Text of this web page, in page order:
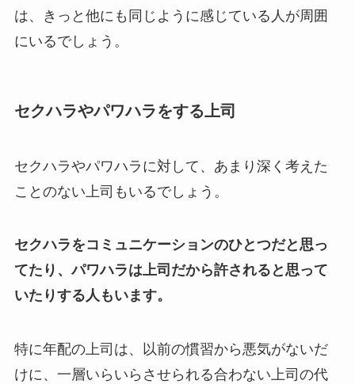
は、きっと他にも同じように感じている人が周囲
にいるでしょう。
セクハラやパワハラをする上司
セクハラやパワハラに対して、あまり深く考えた
ことのない上司もいるでしょう。
セクハラをコミュニケーションのひとつだと思っ
てたり、パワハラは上司だから許されると思って
いたりする人もいます。
特に年配の上司は、以前の慣習から悪気がないだ
けに、一層いらいらさせられる合わない上司の代